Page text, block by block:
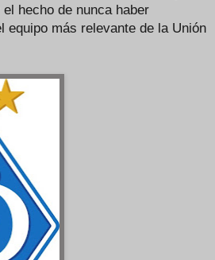
hecho de nunca haber
equipo más relevante de la Unión